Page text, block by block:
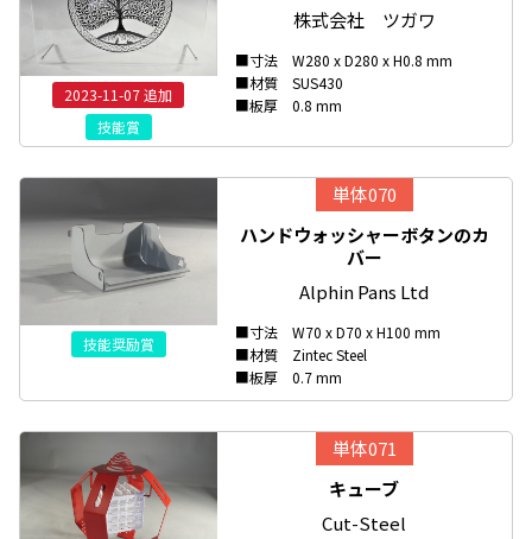
2023-11-07 追加
技能賞
株式会社 ツガワ
■寸法 W280 x D280 x H0.8 mm
■材質 SUS430
■板厚 0.8 mm
技能奨励賞
単体070
ハンドウォッシャーボタンのカ
バー
Alphin Pans Ltd
■寸法 W70 x D70 x H100 mm
■材質 Zintec Steel
■板厚 0.7 mm
単体071
キューブ
Cut-Steel